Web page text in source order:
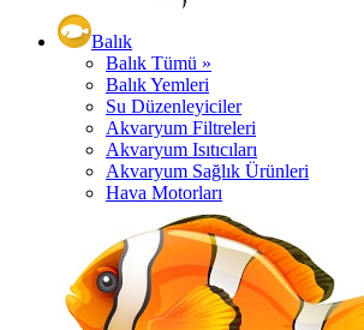
Balık
Balık Tümü »
Balık Yemleri
Su Düzenleyiciler
Akvaryum Filtreleri
Akvaryum Isıtıcıları
Akvaryum Sağlık Ürünleri
Hava Motorları